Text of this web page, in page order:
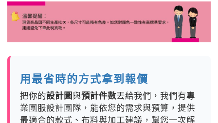
用最省時的方式拿到報價
把你的設計圖與預計件數丟給我們，我們有專
業團服設計團隊，能依您的需求與預算，提供
最適合的款式、布料與加工建議，幫您一次解